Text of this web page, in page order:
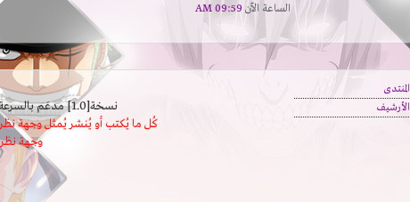
الساعة الآن 09:59 AM
المنتدى
الأرشيف
نسخة[1.0] مدعَم بالسرعة | يدعم كافة المتصفحات
كُل ما يُكتب أو يُنشر يُمثل وجهة
وجهة نظر